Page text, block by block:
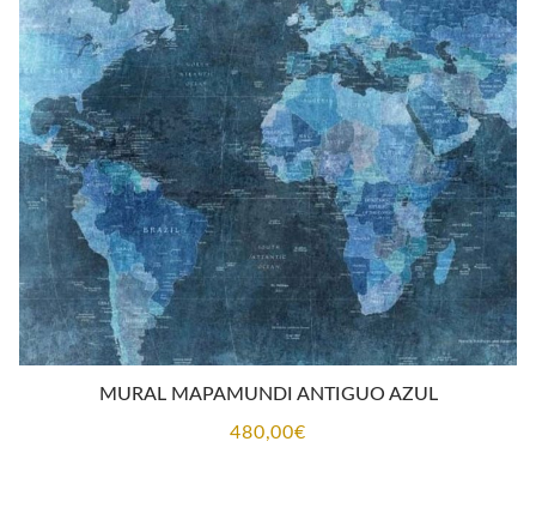
MURAL MAPAMUNDI ANTIGUO AZUL
480,00€